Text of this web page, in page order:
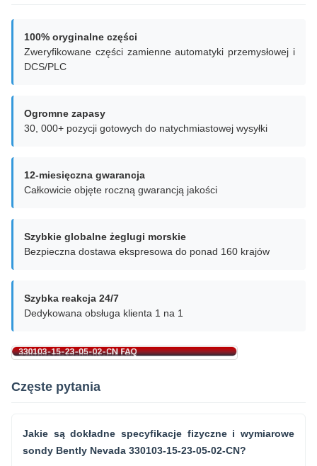
100% oryginalne części
Zweryfikowane części zamienne automatyki przemysłowej i
DCS/PLC
Ogromne zapasy
30, 000+ pozycji gotowych do natychmiastowej wysyłki
12-miesięczna gwarancja
Całkowicie objęte roczną gwarancją jakości
Szybkie globalne żeglugi morskie
Bezpieczna dostawa ekspresowa do ponad 160 krajów
Szybka reakcja 24/7
Dedykowana obsługa klienta 1 na 1
Częste pytania
Jakie są dokładne specyfikacje fizyczne i wymiarowe
sondy Bently Nevada 330103-15-23-05-02-CN?